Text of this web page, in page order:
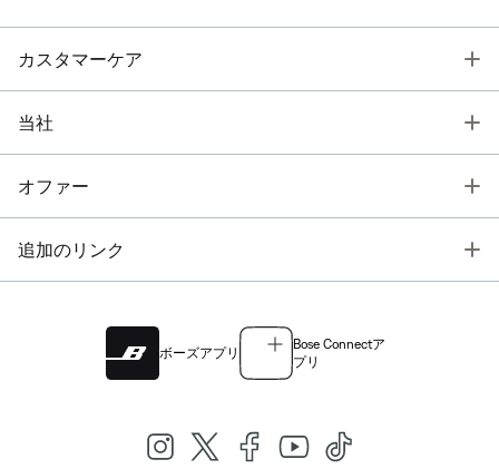
カスタマーケア
当社
オファー
追加のリンク
ボーズアプリ
Bose Connectア
プリ